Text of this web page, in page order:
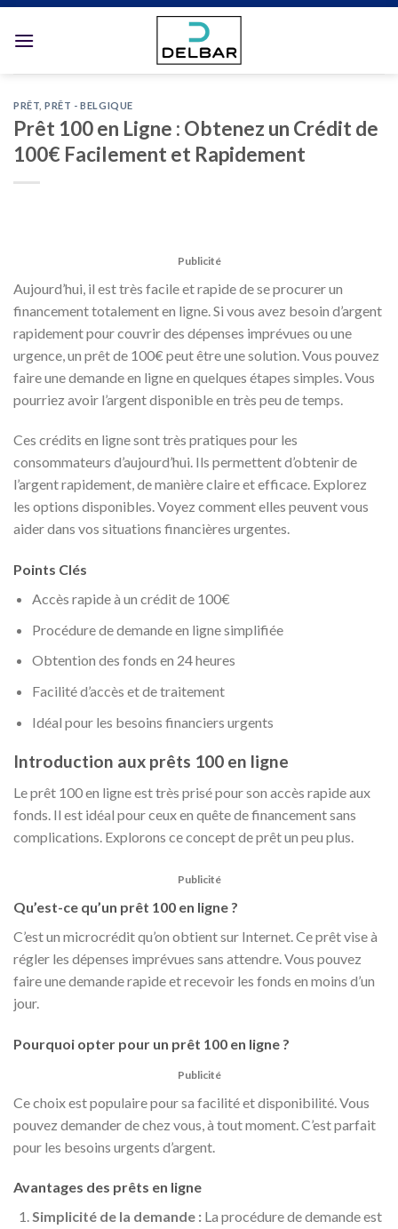
PRÊT ,PRÊT - BELGIQUE
Prêt 100 en Ligne : Obtenez un Crédit de
100€ Facilement et Rapidement
Publicité
Aujourd’hui, il est très facile et rapide de se procurer un
financement totalement en ligne. Si vous avez besoin d’argent
rapidement pour couvrir des dépenses imprévues ou une
urgence, un prêt de 100€ peut être une solution. Vous pouvez
faire une demande en ligne en quelques étapes simples. Vous
pourriez avoir l’argent disponible en très peu de temps.
Ces crédits en ligne sont très pratiques pour les
consommateurs d’aujourd’hui. Ils permettent d’obtenir de
l’argent rapidement, de manière claire et efficace. Explorez
les options disponibles. Voyez comment elles peuvent vous
aider dans vos situations financières urgentes.
Points Clés
Accès rapide à un crédit de 100€
Procédure de demande en ligne simplifiée
Obtention des fonds en 24 heures
Facilité d’accès et de traitement
Idéal pour les besoins financiers urgents
Introduction aux prêts 100 en ligne
Le prêt 100 en ligne est très prisé pour son accès rapide aux
fonds. Il est idéal pour ceux en quête de financement sans
complications. Explorons ce concept de prêt un peu plus.
Publicité
Qu’est-ce qu’un prêt 100 en ligne ?
C’est un microcrédit qu’on obtient sur Internet. Ce prêt vise à
régler les dépenses imprévues sans attendre. Vous pouvez
faire une demande rapide et recevoir les fonds en moins d’un
jour.
Pourquoi opter pour un prêt 100 en ligne ?
Publicité
Ce choix est populaire pour sa facilité et disponibilité. Vous
pouvez demander de chez vous, à tout moment. C’est parfait
pour les besoins urgents d’argent.
Avantages des prêts en ligne
Simplicité de la demande :La procédure de demande est